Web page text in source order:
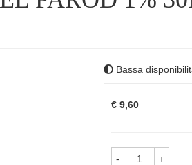
Bassa
€ 9,60
- +